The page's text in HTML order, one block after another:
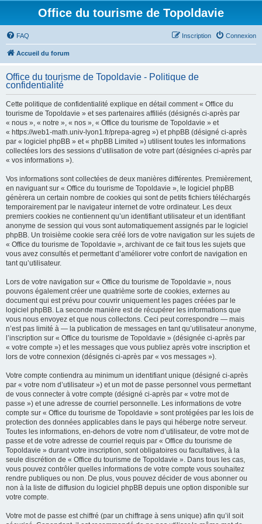
Office du tourisme de Topoldavie
FAQ Connexion
Inscription
Accueil du forum
Office du tourisme de Topoldavie - Politique de
confidentialité
Cette politique de confidentialité explique en détail comment « Office du
tourisme de Topoldavie » et ses partenaires affiliés (désignés ci-après par
« nous », « notre », « nos », « Office du tourisme de Topoldavie » et
« https://web1-math.univ-lyon1.fr/prepa-agreg ») et phpBB (désigné ci-après
par « logiciel phpBB » et « phpBB Limited ») utilisent toutes les informations
collectées lors des sessions d’utilisation de votre part (désignées ci-après par
« vos informations »).
Vos informations sont collectées de deux manières différentes. Premièrement,
en naviguant sur « Office du tourisme de Topoldavie », le logiciel phpBB
génèrera un certain nombre de cookies qui sont de petits fichiers téléchargés
temporairement par le navigateur internet de votre ordinateur. Les deux
premiers cookies ne contiennent qu’un identifiant utilisateur et un identifiant
anonyme de session qui vous sont automatiquement assignés par le logiciel
phpBB. Un troisième cookie sera créé lors de votre navigation sur les sujets de
« Office du tourisme de Topoldavie », archivant de ce fait tous les sujets que
vous avez consultés et permettant d’améliorer votre confort de navigation en
tant qu’utilisateur.
Lors de votre navigation sur « Office du tourisme de Topoldavie », nous
pouvons également créer une quatrième sorte de cookies, externes au
document qui est prévu pour couvrir uniquement les pages créées par le
logiciel phpBB. La seconde manière est de récupérer les informations que
vous nous envoyez et que nous collectons. Ceci peut correspondre — mais
n’est pas limité à — la publication de messages en tant qu’utilisateur anonyme,
l’inscription sur « Office du tourisme de Topoldavie » (désignée ci-après par
« votre compte ») et les messages que vous publiez après votre inscription et
lors de votre connexion (désignés ci-après par « vos messages »).
Votre compte contiendra au minimum un identifiant unique (désigné ci-après
par « votre nom d’utilisateur ») et un mot de passe personnel vous permettant
de vous connecter à votre compte (désigné ci-après par « votre mot de
passe ») et une adresse de courriel personnelle. Les informations de votre
compte sur « Office du tourisme de Topoldavie » sont protégées par les lois de
protection des données applicables dans le pays qui héberge notre serveur.
Toutes les informations, en-dehors de votre nom d’utilisateur, de votre mot de
passe et de votre adresse de courriel requis par « Office du tourisme de
Topoldavie » durant votre inscription, sont obligatoires ou facultatives, à la
seule discrétion de « Office du tourisme de Topoldavie ». Dans tous les cas,
vous pouvez contrôler quelles informations de votre compte vous souhaitez
rendre publiques ou non. De plus, vous pouvez décider de vous abonner ou
non à la liste de diffusion du logiciel phpBB depuis une option disponible sur
votre compte.
Votre mot de passe est chiffré (par un chiffrage à sens unique) afin qu’il soit